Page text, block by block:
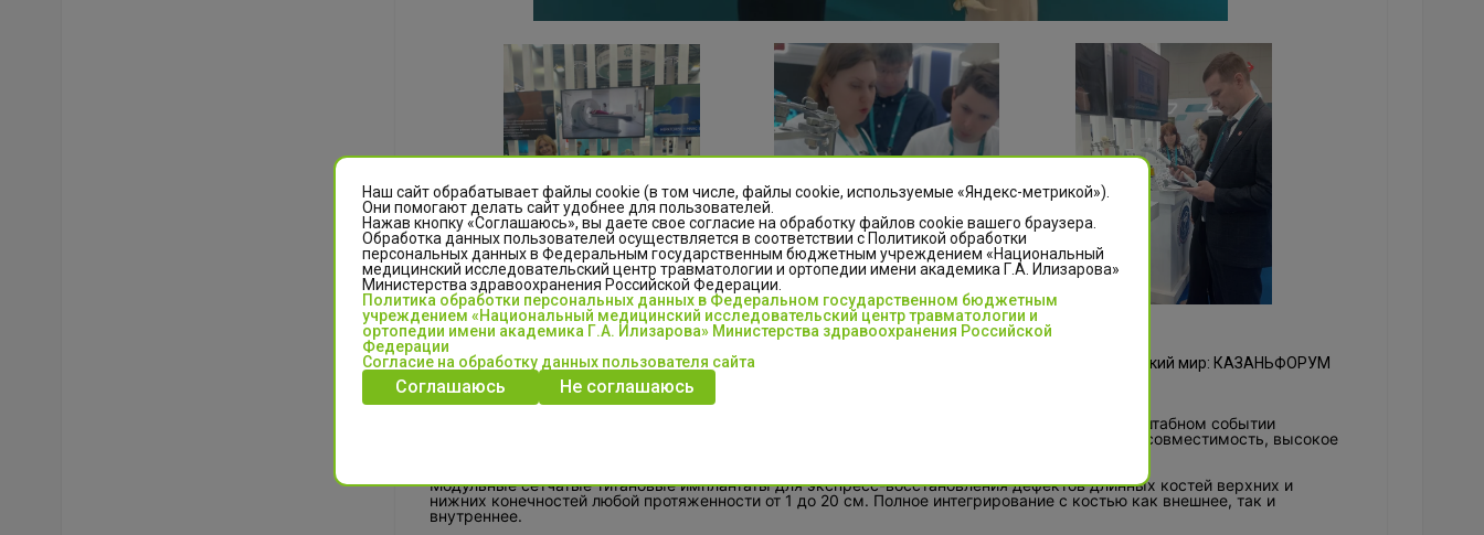
13 мая в столице Татарстана стартовал Международный экономический форум «Россия - Исламский мир: КАЗАНЬФОРУМ
2026».
4500 экспертов, более 20 000 участников из 96 стран. Центр Илизарова представил на масштабном событии
новейшие научные разработки, отвечающие основным трендам современной ортопедии: биосовместимость, высокое
Модульные сетчатые титановые имплантаты для экспресс-восстановления дефектов длинных костей верхних и
нижних конечностей любой протяженности от 1 до 20 см. Полное интегрирование с костью как внешнее, так и
внутреннее.
Наш сайт обрабатывает файлы cookie (в том числе, файлы cookie, используемые «Яндекс-метрикой»).
Они помогают делать сайт удобнее для пользователей.
Нажав кнопку «Соглашаюсь», вы даете свое согласие на обработку файлов cookie вашего браузера.
Обработка данных пользователей осуществляется в соответствии с Политикой обработки
персональных данных в Федеральным государственным бюджетным учреждением «Национальный
медицинский исследовательский центр травматологии и ортопедии имени академика Г.А. Илизарова»
Министерства здравоохранения Российской Федерации.
Политика обработки персональных данных в Федеральном государственном бюджетным
учреждением «Национальный медицинский исследовательский центр травматологии и
ортопедии имени академика Г.А. Илизарова» Министерства здравоохранения Российской
Федерации
Согласие на обработку данных пользователя сайта
Соглашаюсь Не соглашаюсь